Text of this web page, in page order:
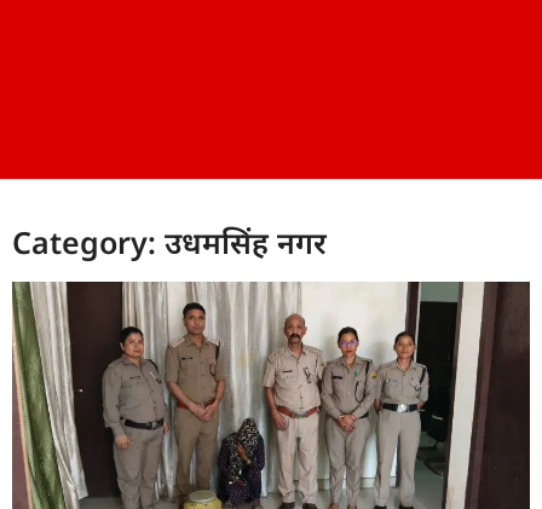
Category: उधमसिंह नगर